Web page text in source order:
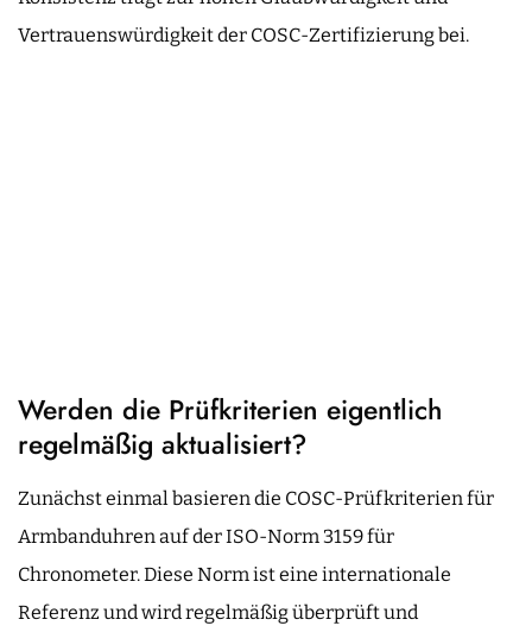
Vertrauenswürdigkeit der COSC-Zertifizierung bei.
Werden die Prüfkriterien eigentlich
regelmäßig aktualisiert?
Zunächst einmal basieren die COSC-Prüfkriterien für
Armbanduhren auf der ISO-Norm 3159 für
Chronometer. Diese Norm ist eine internationale
Referenz und wird regelmäßig überprüft und